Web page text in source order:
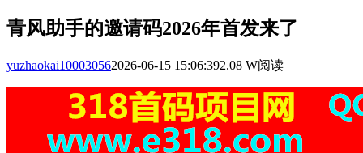
青风助手的邀请码2026年首发来了
yuzhaokai100030562026-06-15 15:06:392.08 W阅读